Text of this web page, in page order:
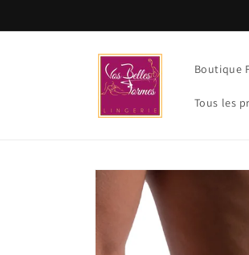
au
Boutique
Tous les
Passer aux
informations
produits